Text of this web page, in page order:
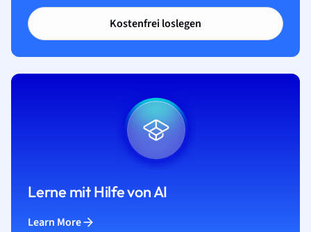
Kostenfrei loslegen
Lerne mit Hilfe von AI
Learn More